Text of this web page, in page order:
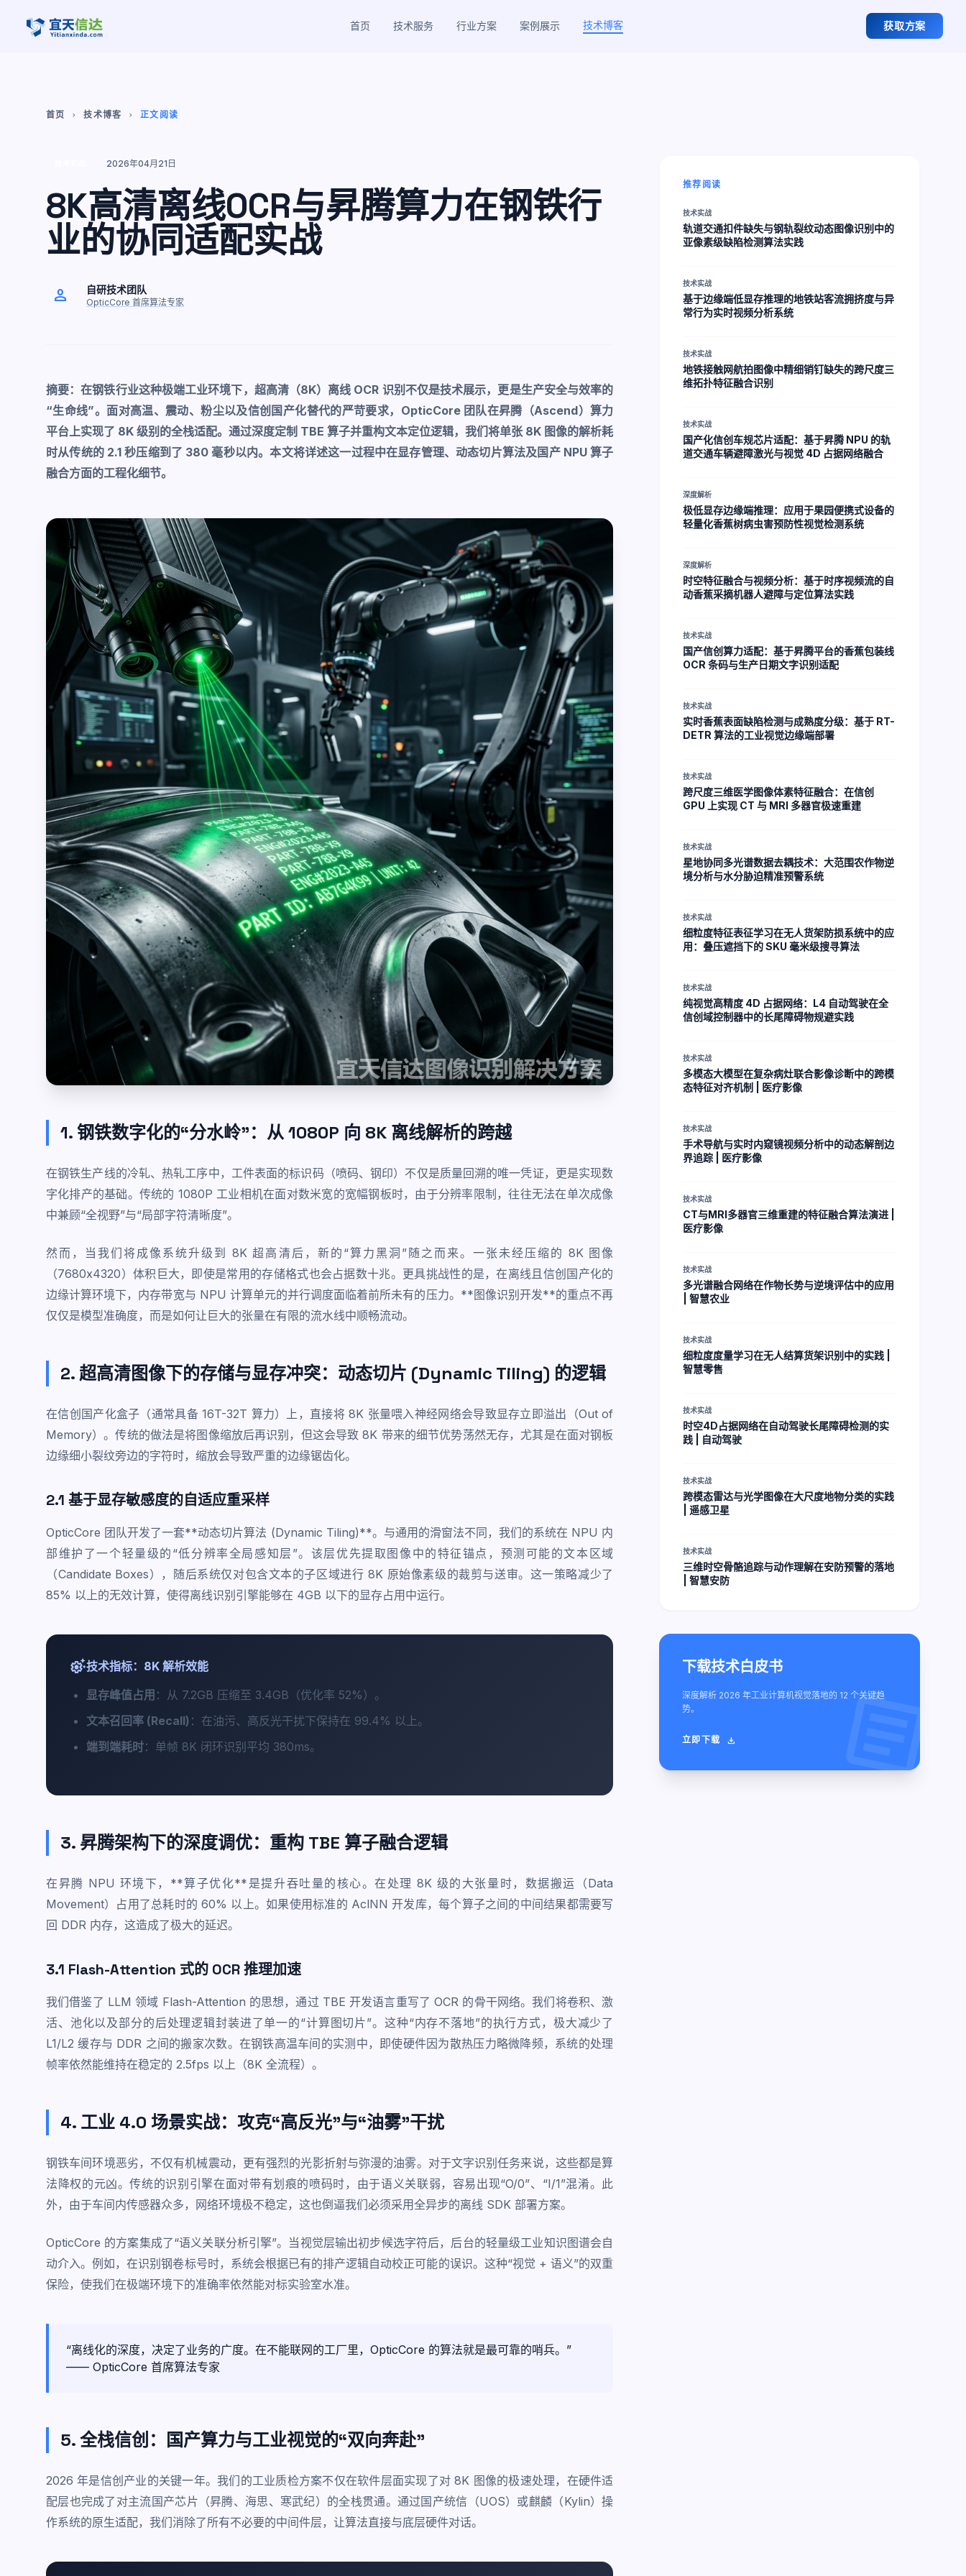
首页 技术服务 行业方案 案例展示 技术博客 获取方案
首页 chevron_right 技术博客 chevron_right 正文阅读
2026年04月21日
8K高清离线OCR与昇腾算力在钢铁行
业的协同适配实战
person 自研技术团队
OpticCore 首席算法专家
摘要：在钢铁行业这种极端工业环境下，超高清（8K）离线 OCR 识别不仅是技术展示，更是生产安全与效率的
“生命线”。面对高温、震动、粉尘以及信创国产化替代的严苛要求，OpticCore 团队在昇腾（Ascend）算力
平台上实现了 8K 级别的全栈适配。通过深度定制 TBE 算子并重构文本定位逻辑，我们将单张 8K 图像的解析耗
时从传统的 2.1 秒压缩到了 380 毫秒以内。本文将详述这一过程中在显存管理、动态切片算法及国产 NPU 算子
融合方面的工程化细节。
1. 钢铁数字化的“分水岭”：从 1080P 向 8K 离线解析的跨越
在钢铁生产线的冷轧、热轧工序中，工件表面的标识码（喷码、钢印）不仅是质量回溯的唯一凭证，更是实现数
字化排产的基础。传统的 1080P 工业相机在面对数米宽的宽幅钢板时，由于分辨率限制，往往无法在单次成像
中兼顾“全视野”与“局部字符清晰度”。
然而，当我们将成像系统升级到 8K 超高清后，新的“算力黑洞”随之而来。一张未经压缩的 8K 图像
（7680x4320）体积巨大，即使是常用的存储格式也会占据数十兆。更具挑战性的是，在离线且信创国产化的
边缘计算环境下，内存带宽与 NPU 计算单元的并行调度面临着前所未有的压力。**图像识别开发**的重点不再
仅仅是模型准确度，而是如何让巨大的张量在有限的流水线中顺畅流动。
2. 超高清图像下的存储与显存冲突：动态切片 (Dynamic Tiling) 的逻辑
在信创国产化盒子（通常具备 16T-32T 算力）上，直接将 8K 张量喂入神经网络会导致显存立即溢出（Out of
Memory）。传统的做法是将图像缩放后再识别，但这会导致 8K 带来的细节优势荡然无存，尤其是在面对钢板
边缘细小裂纹旁边的字符时，缩放会导致严重的边缘锯齿化。
2.1 基于显存敏感度的自适应重采样
OpticCore 团队开发了一套**动态切片算法 (Dynamic Tiling)**。与通用的滑窗法不同，我们的系统在 NPU 内
部维护了一个轻量级的“低分辨率全局感知层”。该层优先提取图像中的特征锚点，预测可能的文本区域
（Candidate Boxes），随后系统仅对包含文本的子区域进行 8K 原始像素级的裁剪与送审。这一策略减少了
85% 以上的无效计算，使得离线识别引擎能够在 4GB 以下的显存占用中运行。
settings_suggest技术指标：8K 解析效能
显存峰值占用 ：从 7.2GB 压缩至 3.4GB（优化率 52%）。
文本召回率 (Recall) ：在油污、高反光干扰下保持在 99.4% 以上。
端到端耗时：单帧 8K 闭环识别平均 380ms。
3. 昇腾架构下的深度调优：重构 TBE 算子融合逻辑
在昇腾 NPU 环境下，**算子优化**是提升吞吐量的核心。在处理 8K 级的大张量时，数据搬运（Data
Movement）占用了总耗时的 60% 以上。如果使用标准的 AclNN 开发库，每个算子之间的中间结果都需要写
回 DDR 内存，这造成了极大的延迟。
3.1 Flash-Attention 式的 OCR 推理加速
我们借鉴了 LLM 领域 Flash-Attention 的思想，通过 TBE 开发语言重写了 OCR 的骨干网络。我们将卷积、激
活、池化以及部分的后处理逻辑封装进了单一的“计算图切片”。这种“内存不落地”的执行方式，极大减少了
L1/L2 缓存与 DDR 之间的搬家次数。在钢铁高温车间的实测中，即使硬件因为散热压力略微降频，系统的处理
帧率依然能维持在稳定的 2.5fps 以上（8K 全流程）。
4. 工业 4.0 场景实战：攻克“高反光”与“油雾”干扰
钢铁车间环境恶劣，不仅有机械震动，更有强烈的光影折射与弥漫的油雾。对于文字识别任务来说，这些都是算
法降权的元凶。传统的识别引擎在面对带有划痕的喷码时，由于语义关联弱，容易出现“O/0”、“I/1”混淆。此
外，由于车间内传感器众多，网络环境极不稳定，这也倒逼我们必须采用全异步的离线 SDK 部署方案。
OpticCore 的方案集成了“语义关联分析引擎”。当视觉层输出初步候选字符后，后台的轻量级工业知识图谱会自
动介入。例如，在识别钢卷标号时，系统会根据已有的排产逻辑自动校正可能的误识。这种“视觉 + 语义”的双重
保险，使我们在极端环境下的准确率依然能对标实验室水准。
“离线化的深度，决定了业务的广度。在不能联网的工厂里，OpticCore 的算法就是最可靠的哨兵。”
—— OpticCore 首席算法专家
5. 全栈信创：国产算力与工业视觉的“双向奔赴”
2026 年是信创产业的关键一年。我们的工业质检方案不仅在软件层面实现了对 8K 图像的极速处理，在硬件适
配层也完成了对主流国产芯片（昇腾、海思、寒武纪）的全栈贯通。通过国产统信（UOS）或麒麟（Kylin）操
作系统的原生适配，我们消除了所有不必要的中间件层，让算法直接与底层硬件对话。
推荐阅读
技术实战
轨道交通扣件缺失与钢轨裂纹动态图像识别中的
亚像素级缺陷检测算法实践
技术实战
基于边缘端低显存推理的地铁站客流拥挤度与异
常行为实时视频分析系统
技术实战
地铁接触网航拍图像中精细销钉缺失的跨尺度三
维拓扑特征融合识别
技术实战
国产化信创车规芯片适配：基于昇腾 NPU 的轨
道交通车辆避障激光与视觉 4D 占据网络融合
深度解析
极低显存边缘端推理：应用于果园便携式设备的
轻量化香蕉树病虫害预防性视觉检测系统
深度解析
时空特征融合与视频分析：基于时序视频流的自
动香蕉采摘机器人避障与定位算法实践
技术实战
国产信创算力适配：基于昇腾平台的香蕉包装线
OCR 条码与生产日期文字识别适配
技术实战
实时香蕉表面缺陷检测与成熟度分级：基于 RT-
DETR 算法的工业视觉边缘端部署
技术实战
跨尺度三维医学图像体素特征融合：在信创
GPU 上实现 CT 与 MRI 多器官极速重建
技术实战
星地协同多光谱数据去耦技术：大范围农作物逆
境分析与水分胁迫精准预警系统
技术实战
细粒度特征表征学习在无人货架防损系统中的应
用：叠压遮挡下的 SKU 毫米级搜寻算法
技术实战
纯视觉高精度 4D 占据网络：L4 自动驾驶在全
信创域控制器中的长尾障碍物规避实践
技术实战
多模态大模型在复杂病灶联合影像诊断中的跨模
态特征对齐机制 | 医疗影像
技术实战
手术导航与实时内窥镜视频分析中的动态解剖边
界追踪 | 医疗影像
技术实战
CT与MRI多器官三维重建的特征融合算法演进 |
医疗影像
技术实战
多光谱融合网络在作物长势与逆境评估中的应用
| 智慧农业
技术实战
细粒度度量学习在无人结算货架识别中的实践 |
智慧零售
技术实战
时空4D占据网络在自动驾驶长尾障碍检测的实
践 | 自动驾驶
技术实战
跨模态雷达与光学图像在大尺度地物分类的实践
| 遥感卫星
技术实战
三维时空骨骼追踪与动作理解在安防预警的落地
| 智慧安防
下载技术白皮书
深度解析 2026 年工业计算机视觉落地的 12 个关键趋
势。
立即下载 download article